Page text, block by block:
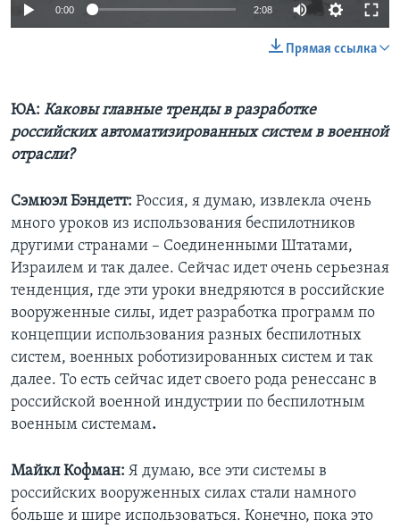
0:00 2:08
Прямая ссылка
ЮА: Каковы главные тренды в разработке
российских автоматизированных систем в военной
отрасли?
Сэмюэл Бэндетт: Россия, я думаю, извлекла очень
много уроков из использования беспилотников
другими странами – Соединенными Штатами,
Израилем и так далее. Сейчас идет очень серьезная
тенденция, где эти уроки внедряются в российские
вооруженные силы, идет разработка программ по
концепции использования разных беспилотных
систем, военных роботизированных систем и так
далее. То есть сейчас идет своего рода ренессанс в
российской военной индустрии по беспилотным
военным системам.
Майкл Кофман: Я думаю, все эти системы в
российских вооруженных силах стали намного
больше и шире использоваться. Конечно, пока это